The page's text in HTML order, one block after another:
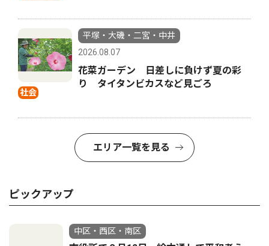
社会
平塚・大磯・二宮・中井
2026.08.07
花菜ガーデン 日差しに負けず夏の彩
り タイタンビカスなど見ごろ
エリア一覧を見る
ピックアップ
中区・西区・南区